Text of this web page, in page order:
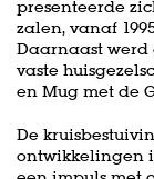
presenteerde
zalen, vanaf
Daarnaast
vaste
en Mug met de
De
ontwikkelingen